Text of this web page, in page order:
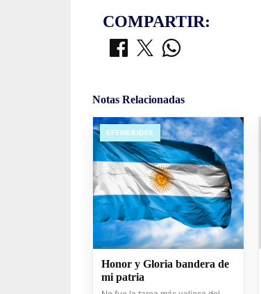
COMPARTIR:
Notas Relacionadas
EFEMERIDES
Honor y Gloria bandera de
mi patria